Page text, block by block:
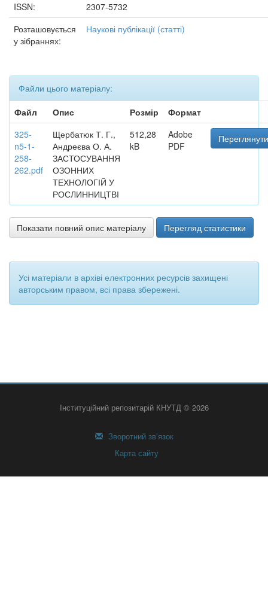
ISSN:
2307-5732
Розташовується
у зібраннях:
Наукові публікації (статті)
Файли цього матеріалу:
Файл
Опис Розмір
Формат
325-
n5-1-
258-
262.pdf
Щербатюк Т. Г.,
Андреєва О. А.
ЗАСТОСУВАННЯ
ОЗОННИХ
ТЕХНОЛОГІЙ У
РОСЛИННИЦТВІ
512,28
kB
Adobe
PDF
Показати повний опис матеріалу Перегляд статистики
Усі матеріали в архіві електронних ресурсів захищені
авторським правом, всі права збережені.
Інституційний репозитарій КНУТД © 2026
Зворотний зв’язок
Карта сайту